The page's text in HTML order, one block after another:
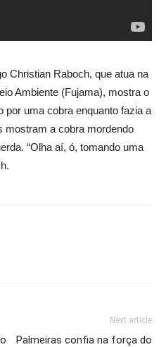
Christian Raboch, que atua na
Ambiente (Fujama), mostra o
por uma cobra enquanto fazia a
mostram a cobra mordendo
“Olha aí, ó, tomando uma
Next article
Palmeiras confia na força do